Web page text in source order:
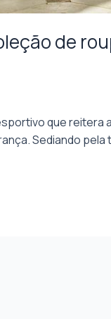
de
que
Sediando